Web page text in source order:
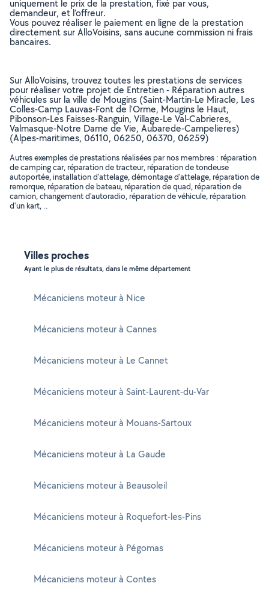
uniquement le prix de la prestation, fixé par vous,
demandeur, et l’offreur.
Vous pouvez réaliser le paiement en ligne de la prestation
directement sur AlloVoisins, sans aucune commission ni frais
bancaires.
Sur AlloVoisins, trouvez toutes les prestations de services
pour réaliser votre projet de Entretien - Réparation autres
véhicules sur la ville de Mougins (Saint-Martin-Le Miracle, Les
Colles-Camp Lauvas-Font de l'Orme, Mougins le Haut,
Pibonson-Les Faisses-Ranguin, Village-Le Val-Cabrieres,
Valmasque-Notre Dame de Vie, Aubarede-Campelieres)
(Alpes-maritimes, 06110, 06250, 06370, 06259)
Autres exemples de prestations réalisées par nos membres : réparation
de camping car, réparation de tracteur, réparation de tondeuse
autoportée, installation d'attelage, démontage d'attelage, réparation de
remorque, réparation de bateau, réparation de quad, réparation de
camion, changement d'autoradio, réparation de véhicule, réparation
d'un kart, ..
Villes proches
Ayant le plus de résultats, dans le même département
Mécaniciens moteur à Nice
Mécaniciens moteur à Cannes
Mécaniciens moteur à Le Cannet
Mécaniciens moteur à Saint-Laurent-du-Var
Mécaniciens moteur à Mouans-Sartoux
Mécaniciens moteur à La Gaude
Mécaniciens moteur à Beausoleil
Mécaniciens moteur à Roquefort-les-Pins
Mécaniciens moteur à Pégomas
Mécaniciens moteur à Contes